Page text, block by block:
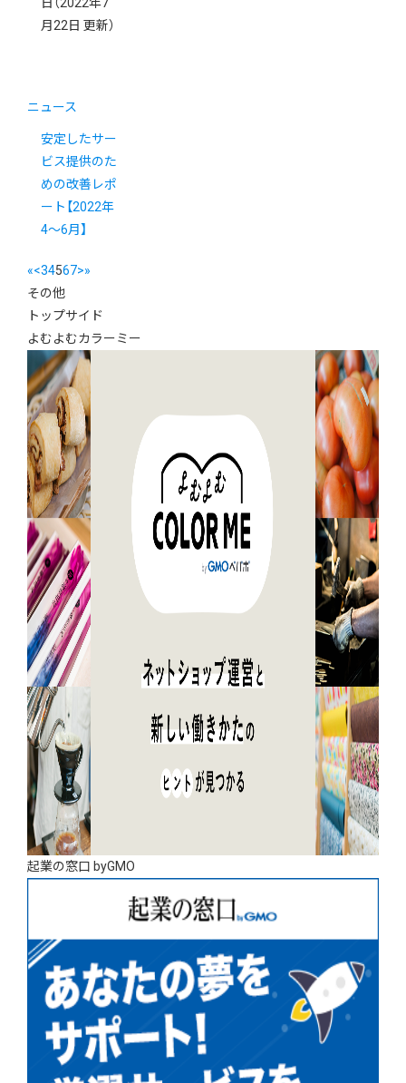
日 （2022年7
月22日 更新）
ニュース
安定したサー
ビス提供のた
めの改善レポ
ート【2022年
4〜6月】
«<34567>»
その他
トップサイド
よむよむカラーミー
起業の窓口 byGMO